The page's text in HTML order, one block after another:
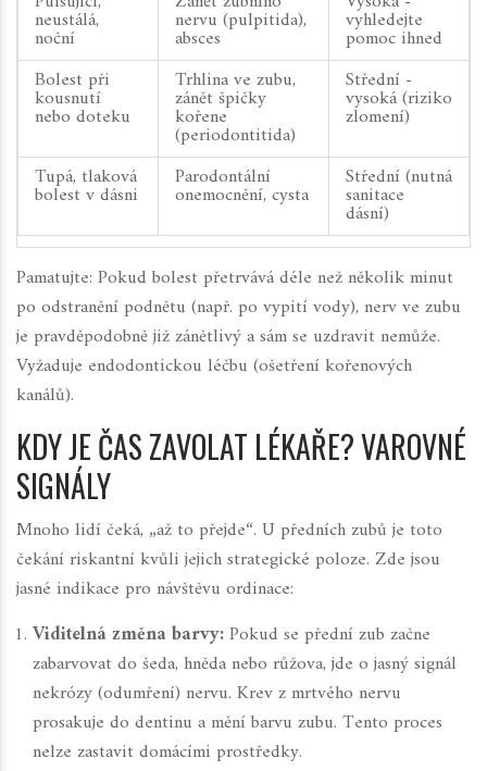
neustálá,
noční
nervu (pulpitida),
absces
vyhledejte
pomoc ihned
Bolest při
kousnutí
nebo doteku
Trhlina ve zubu,
zánět špičky
kořene
(periodontitida)
Střední -
vysoká (riziko
zlomení)
Tupá, tlaková
bolest v dásni
Parodontální
onemocnění, cysta
Střední (nutná
sanitace
dásní)
Pamatujte: Pokud bolest přetrvává déle než několik minut
po odstranění podnětu (např. po vypití vody), nerv ve zubu
je pravděpodobně již zánětlivý a sám se uzdravit nemůže.
Vyžaduje endodontickou léčbu (ošetření kořenových
kanálů).
KDY JE ČAS ZAVOLAT LÉKAŘE? VAROVNÉ
SIGNÁLY
Mnoho lidí čeká, „až to přejde“. U předních zubů je toto
čekání riskantní kvůli jejich strategické poloze. Zde jsou
jasné indikace pro návštěvu ordinace:
Viditelná změna barvy:Pokud se přední zub začne
zabarvovat do šeda, hněda nebo růžova, jde o jasný signál
nekrózy (odumření) nervu. Krev z mrtvého nervu
prosakuje do dentinu a mění barvu zubu. Tento proces
nelze zastavit domácími prostředky.